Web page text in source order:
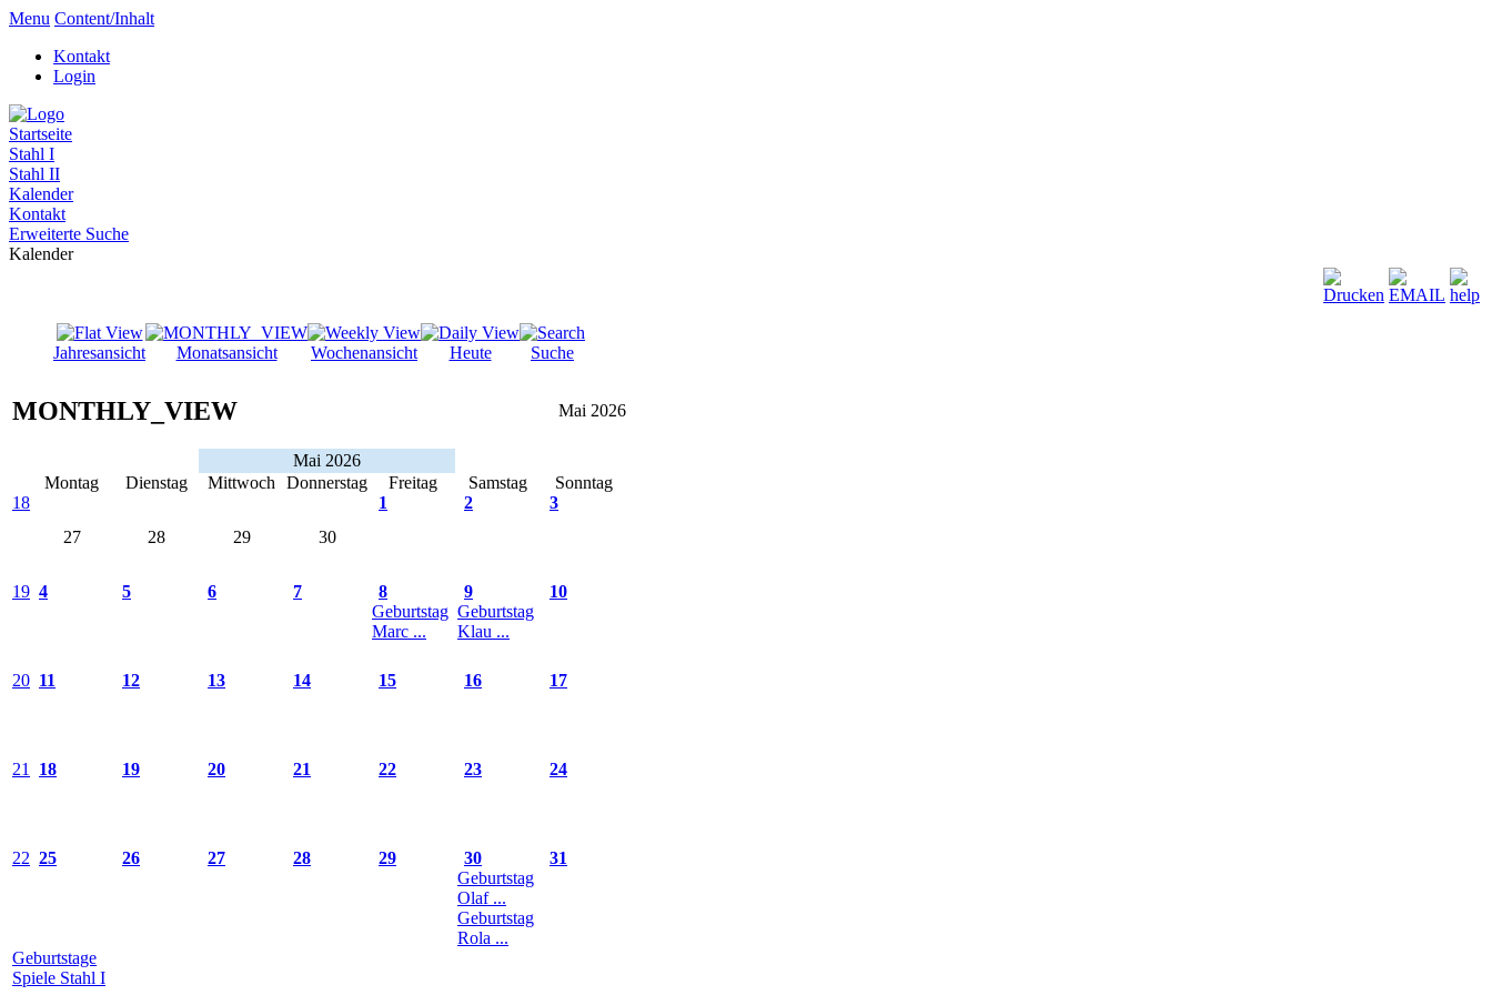
Menu Content/Inhalt
Kontakt
Login
Startseite
Stahl I
Stahl II
Kalender
Kontakt
Erweiterte Suche
Kalender
Jahresansicht Monatsansicht Wochenansicht Heute Suche
MONTHLY_VIEW Mai 2026
Mai 2026
Montag
Dienstag Mittwoch Donnerstag Freitag Samstag
Sonntag
18
27
28 29 30
1 2 3
19 4 5 6 7
8
Geburtstag
Marc ...
9
Geburtstag
Klau ...
10
20 11 12 13 14 15 16 17
21 18 19 20 21 22 23 24
22 25 26 27 28 29
30
Geburtstag
Olaf ...
Geburtstag
Rola ...
31
Geburtstage
Spiele Stahl I